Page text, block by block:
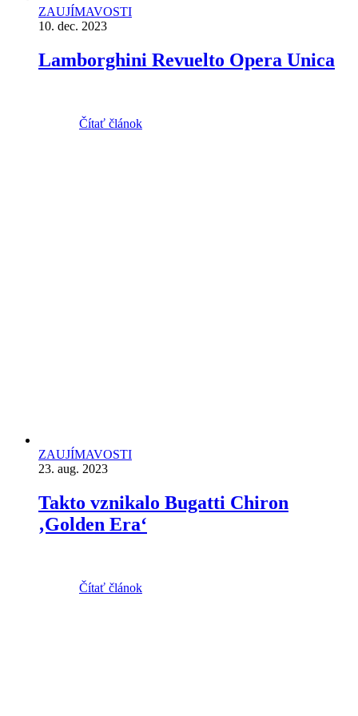
ZAUJÍMAVOSTI
10. dec. 2023
Lamborghini Revuelto Opera Unica
Čítať článok
ZAUJÍMAVOSTI
23. aug. 2023
Takto vznikalo Bugatti Chiron
‚Golden Era‘
Čítať článok